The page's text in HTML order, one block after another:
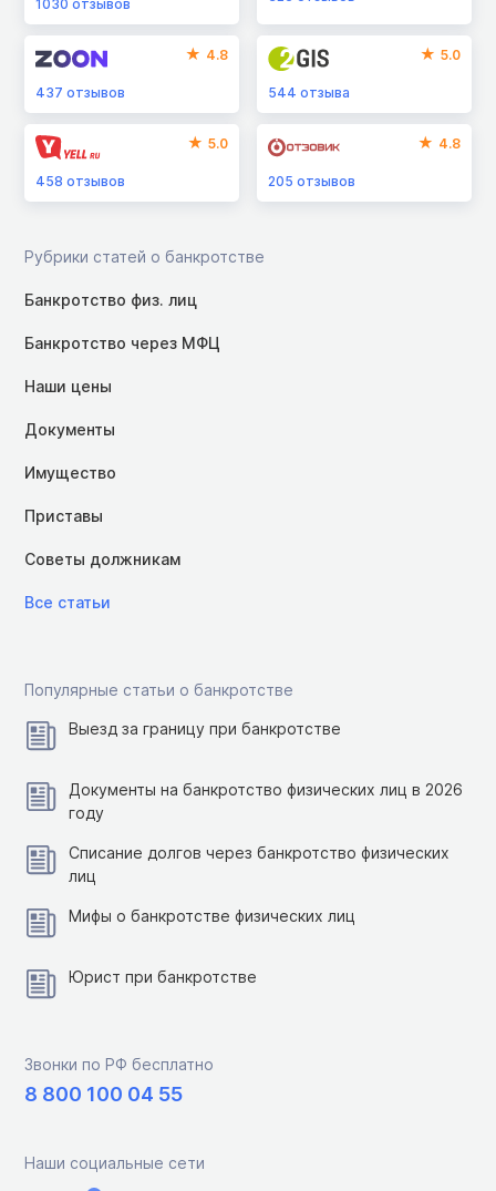
1030 отзывов
4.8
437 отзывов
5.0
544отзыва
5.0
458 отзывов
4.8
205отзывов
Рубрики статей о банкротстве
Банкротство физ. лиц
Банкротство через МФЦ
Наши цены
Документы
Имущество
Приставы
Советы должникам
Все статьи
Популярные статьи о банкротстве
Выезд за границу при банкротстве
Документы на банкротство физических лиц в 2026
году
Списание долгов через банкротство физических
лиц
Мифы о банкротстве физических лиц
Юрист при банкротстве
Звонки по РФ бесплатно
8 800 100 04 55
Наши социальные сети